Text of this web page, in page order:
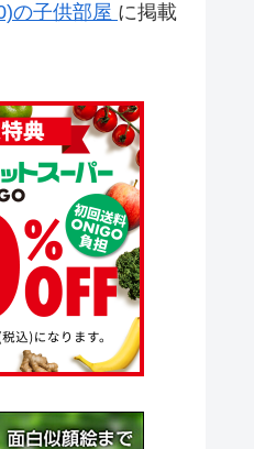
の子供部屋 に掲載